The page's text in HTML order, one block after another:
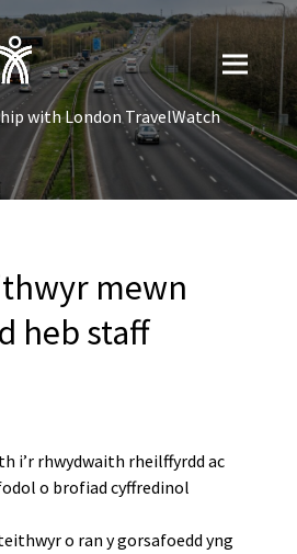
with London TravelWatch
mewn
heb staff
i’r rhwydwaith rheilffyrdd ac
o brofiad cyffredinol
o ran y gorsafoedd yng